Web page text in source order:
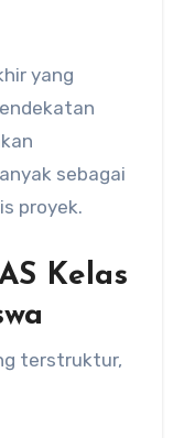
yang
sebagai
proyek.
Kelas
terstruktur,